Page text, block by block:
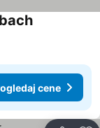
Pogledaj
cene